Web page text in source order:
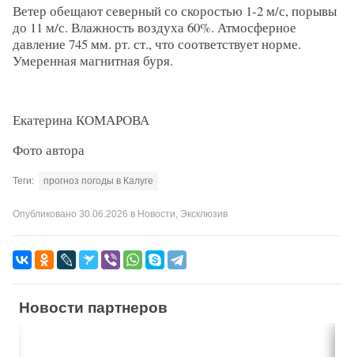
Ветер обещают северный со скоростью 1-2 м/с, порывы
до 11 м/с. Влажность воздуха 60%. Атмосферное
давление 745 мм. рт. ст., что соответствует норме.
Умеренная магнитная буря.
Екатерина КОМАРОВА
Фото автора
Теги: прогноз погоды в Калуге
Опубликовано 30.06.2026 в Новости Эксклюзив
Новости партнеров